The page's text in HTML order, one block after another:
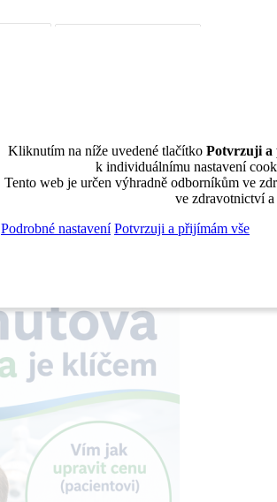
search
Kliknutím na níže uvedené tlačítko Potvrzuji a
k individuálnímu nastavení
Tento web je určen výhradně odborníkům ve
ve zdravotnictví
Podrobné nastavení Potvrzuji a přijímám vše